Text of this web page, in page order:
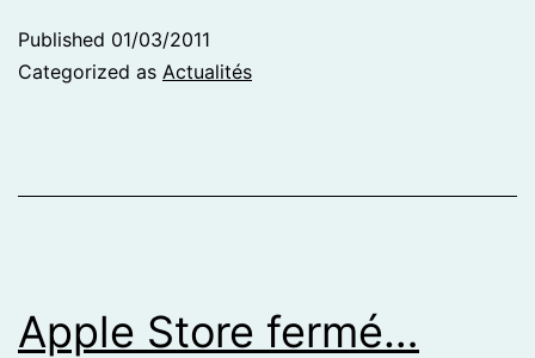
Published 01/03/2011
Categorized as Actualités
Apple Store fermé…